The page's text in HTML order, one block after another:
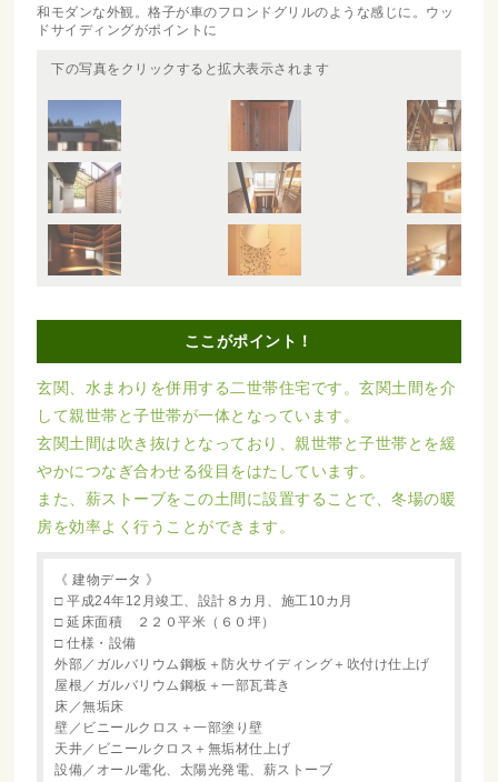
和モダンな外観。格子が車のフロンドグリルのような感じに。ウッ
ドサイディングがポイントに
下の写真をクリックすると拡大表示されます
ここがポイント！
玄関、水まわりを併用する二世帯住宅です。玄関土間を介
して親世帯と子世帯が一体となっています。
玄関土間は吹き抜けとなっており、親世帯と子世帯とを緩
やかにつなぎ合わせる役目をはたしています。
また、薪ストーブをこの土間に設置することで、冬場の暖
房を効率よく行うことができます。
《 建物データ 》
□ 平成24年12月竣工、設計８カ月、施工10カ月
□ 延床面積 ２２０平米（６０坪）
□ 仕様・設備
外部／ガルバリウム鋼板＋防火サイディング＋吹付け仕上げ
屋根／ガルバリウム鋼板＋一部瓦葺き
床／無垢床
壁／ビニールクロス＋一部塗り壁
天井／ビニールクロス＋無垢材仕上げ
設備／オール電化、太陽光発電、薪ストーブ